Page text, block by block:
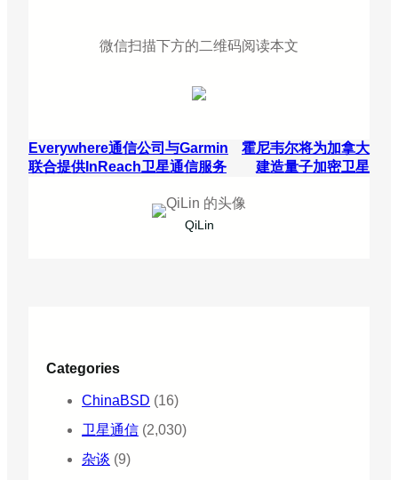
微信扫描下方的二维码阅读本文
Everywhere通信公司与Garmin
联合提供InReach卫星通信服务
霍尼韦尔将为加拿大
建造量子加密卫星
QiLin
Categories
ChinaBSD (16)
卫星通信 (2,030)
杂谈 (9)